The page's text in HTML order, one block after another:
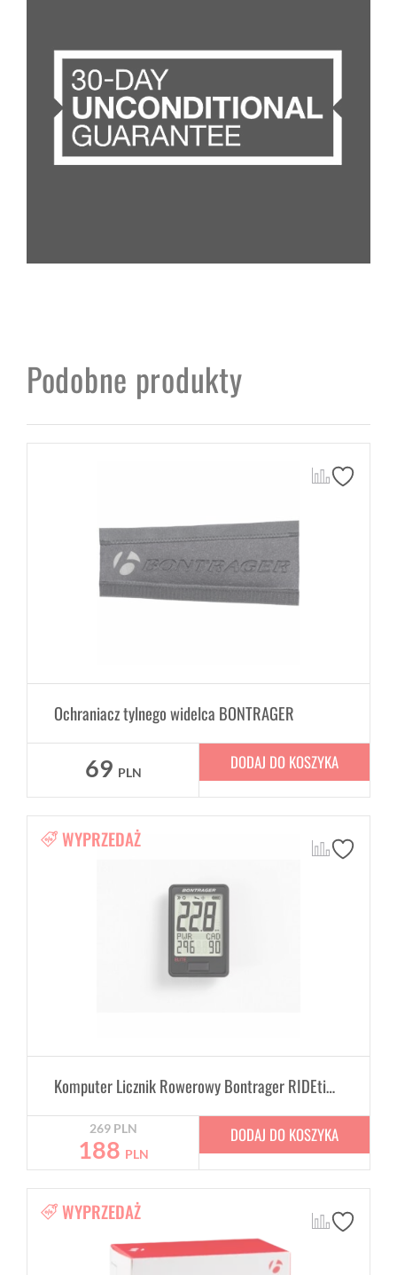
Podobne produkty
Ochraniacz tylnego widelca BONTRAGER
69 PLN DODAJ DO KOSZYKA
WYPRZEDAŻ
Komputer Licznik Rowerowy Bontrager RIDEtime Elite
269 PLN
188 PLN
DODAJ DO KOSZYKA
WYPRZEDAŻ